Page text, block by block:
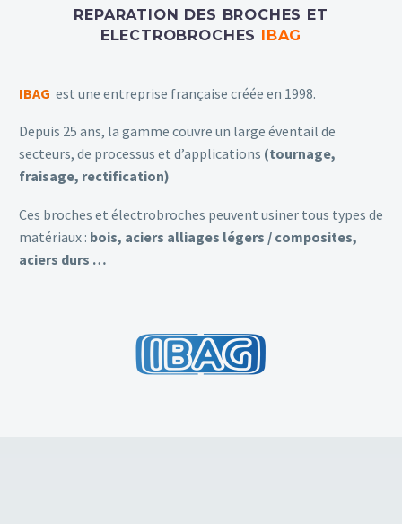
REPARATION DES BROCHES ET
ELECTROBROCHES IBAG
IBAG est une entreprise française créée en 1998.
Depuis 25 ans, la gamme couvre un large éventail de
secteurs, de processus et d’applications (tournage,
fraisage, rectification)
Ces broches et électrobroches peuvent usiner tous types de
matériaux : bois, aciers alliages légers / composites,
aciers durs …